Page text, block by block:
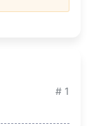
# 1